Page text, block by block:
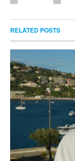
RELATED POSTS